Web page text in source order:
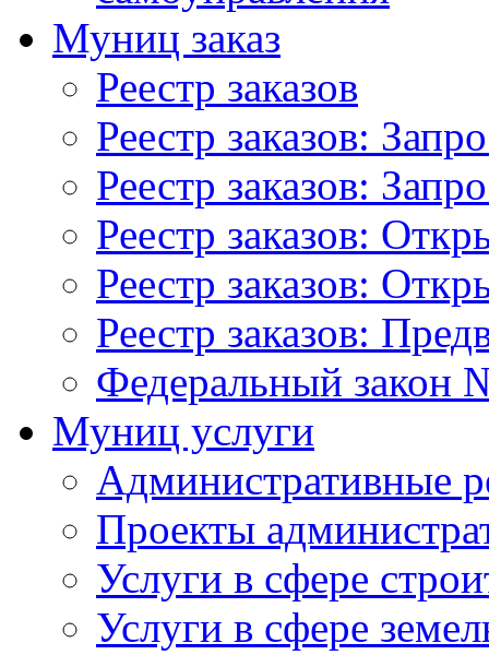
Муниц заказ
Реестр заказов
Реестр заказов:
Реестр заказов:
Реестр заказов:
Реестр заказов:
Реестр заказов:
Федеральный закон
Муниц услуги
Административные
Проекты
Услуги в сфере
Услуги в сфере